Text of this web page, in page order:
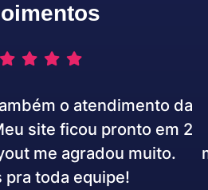
o atendimento da
site ficou pronto em 2
me agradou muito.
pra toda equipe!